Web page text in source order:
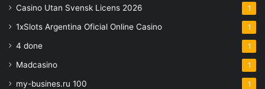
Casino Utan Svensk Licens 2026 1
1xSlots Argentina Oficial Online Casino 1
4 done 1
Madcasino 1
my-busines.ru 100 1